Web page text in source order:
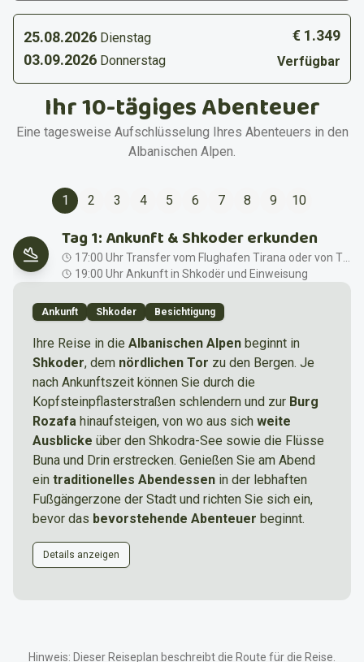
25.08.2026 Dienstag
03.09.2026 Donnerstag
€ 1.349
Verfügbar
Ihr 10-tägiges Abenteuer
Eine tagesweise Aufschlüsselung Ihres Abenteuers in den
Albanischen Alpen.
1 2 3 4 5 6 7 8 9 10
Tag 1: Ankunft & Shkoder erkunden
19:00 Uhr Ankunft in Shkodër und Einweisung
Ankunft Shkoder Besichtigung
Ihre Reise in die Albanischen Alpen beginnt in
Shkoder, dem nördlichen Tor zu den Bergen. Je
nach Ankunftszeit können Sie durch die
Kopfsteinpflasterstraßen schlendern und zur Burg
Rozafa hinaufsteigen, von wo aus sich weite
Ausblicke über den Shkodra-See sowie die Flüsse
Buna und Drin erstrecken. Genießen Sie am Abend
ein traditionelles Abendessen in der lebhaften
Fußgängerzone der Stadt und richten Sie sich ein,
bevor das bevorstehende Abenteuer beginnt.
Details anzeigen
Tirana bist, kannst du die Zeit nutzen, um dir die Stadt
Hinweis: Dieser Reiseplan beschreibt die Route für die Reise.